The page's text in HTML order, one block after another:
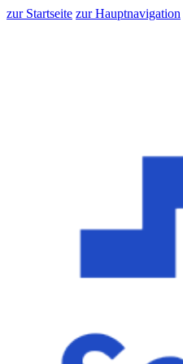
zur Startseite zur Hauptnavigation